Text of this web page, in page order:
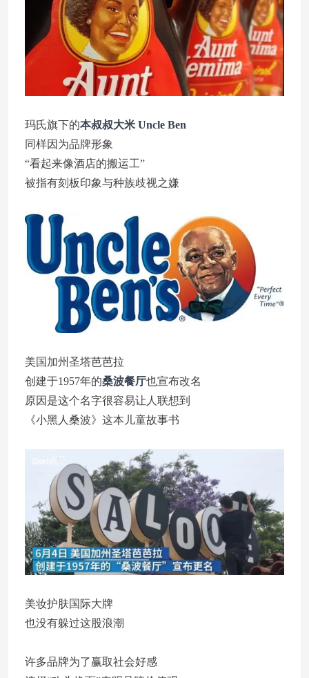
玛氏旗下的本叔叔大米 Uncle Ben
同样因为品牌形象
“看起来像酒店的搬运工”
被指有刻板印象与种族歧视之嫌
美国加州圣塔芭芭拉
创建于1957年的桑波餐厅也宣布改名
原因是这个名字很容易让人联想到
《小黑人桑波》这本儿童故事书
美妆护肤国际大牌
也没有躲过这股浪潮
许多品牌为了赢取社会好感